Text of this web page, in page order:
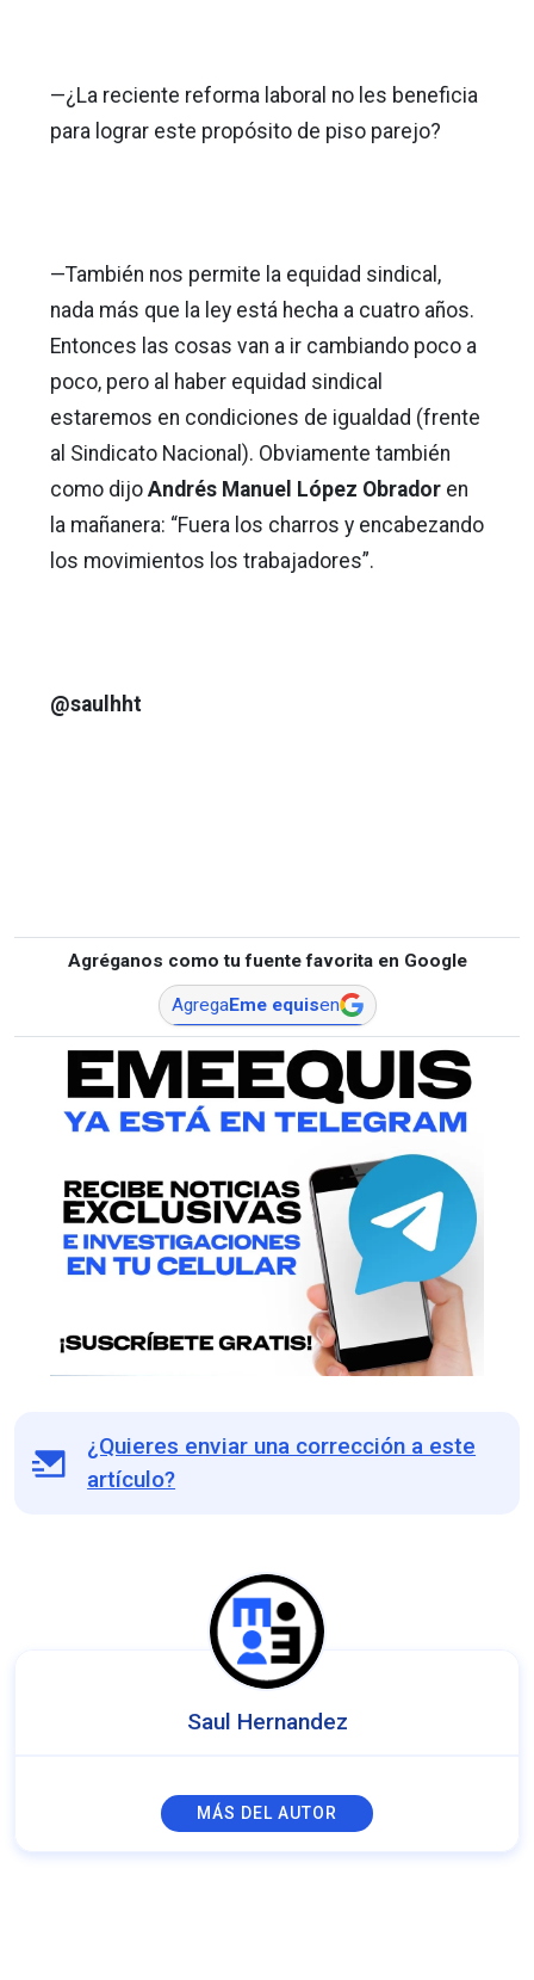
—¿La reciente reforma laboral no les beneficia
para lograr este propósito de piso parejo?
—También nos permite la equidad sindical,
nada más que la ley está hecha a cuatro años.
Entonces las cosas van a ir cambiando poco a
poco, pero al haber equidad sindical
estaremos en condiciones de igualdad (frente
al Sindicato Nacional). Obviamente también
como dijo Andrés Manuel López Obrador en
la mañanera: “Fuera los charros y encabezando
los movimientos los trabajadores”.
@saulhht
Agréganos como tu fuente favorita en Google
AgregaEme equisen
¿Quieres enviar una corrección a este
artículo?
Saul Hernandez
MÁS DEL AUTOR